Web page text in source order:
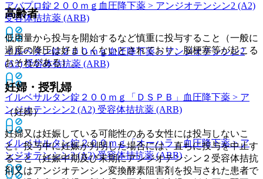
アバプロ錠２００ｍｇ 血圧降下薬 > アンジオテンシン2 (A2)
受容体拮抗薬 (ARB)
イルベタン錠２００ｍｇ血圧降下薬 > アンジオテンシン2
(A2) 受容体拮抗薬 (ARB)
イルベサルタン錠２００ｍｇ「ＤＳＰＢ」
血圧降下薬 > ア
ンジオテンシン2 (A2) 受容体拮抗薬 (ARB)
イルベサルタン錠２００ｍｇ「オーハラ」血圧降下薬 > ア
ンジオテンシン2 (A2) 受容体拮抗薬 (ARB)
高齢者
低用量から投与を開始するなど慎重に投与すること（一般に
過度の降圧は好ましくないとされており、脳梗塞等が起こる
おそれがある）。
妊婦・授乳婦
（妊婦）
妊婦又は妊娠している可能性のある女性には投与しないこ
と。投与中に妊娠が判明した場合には、直ちに投与を中止す
ること（妊娠中期及び末期にアンジオテンシン２受容体拮抗
剤又はアンジオテンシン変換酵素阻害剤を投与された患者で